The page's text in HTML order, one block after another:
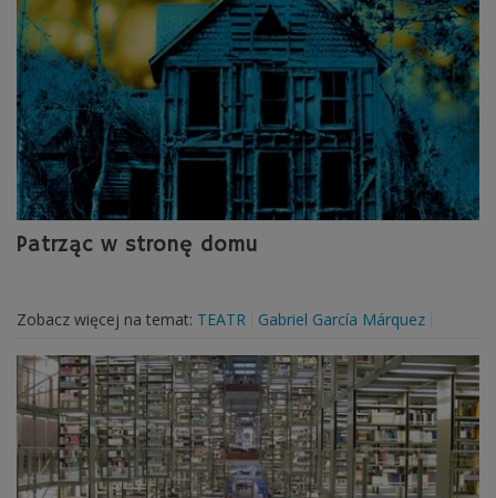
Patrząc w stronę domu
Zobacz więcej na temat: TEATR Gabriel García Márquez